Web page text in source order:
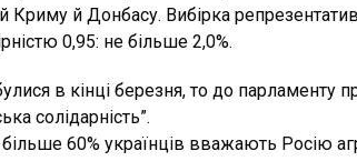
Криму й Донбасу. Вибірка
0,95: не більше 2,0%.
в кінці березня, то до парламенту
солідарність”.
60% українців вважають Росію